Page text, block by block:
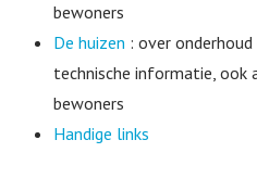
bewoners
De huizen : over
technische informatie, ook
bewoners
Handige links